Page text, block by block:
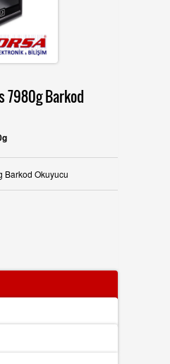
7980g Barkod
Barkod Okuyucu